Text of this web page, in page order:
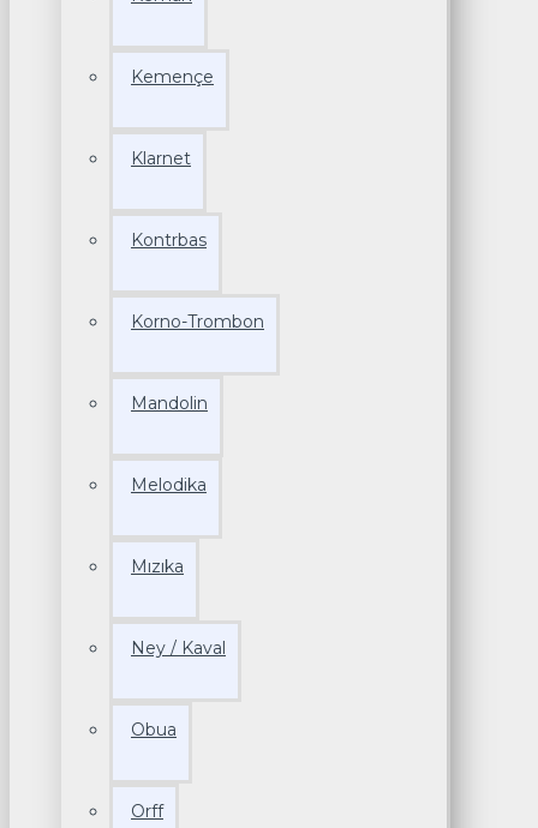
Kemençe
Klarnet
Kontrbas
Korno-Trombon
Mandolin
Melodika
Mızıka
Ney / Kaval
Obua
Orff